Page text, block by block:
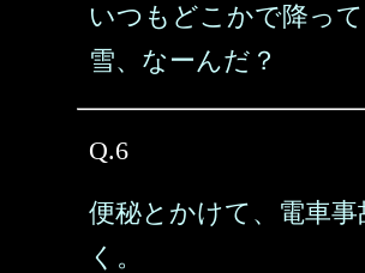
いつもどこかで降っ
雪、なーんだ？
Q.6
便秘とかけて、電車事
く。